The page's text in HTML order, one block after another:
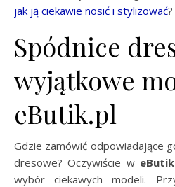
jak ją ciekawie nosić i stylizować?
Spódnice
wyjątkowe
eButik.pl
Gdzie zamówić odpowiadające
dresowe? Oczywiście w
wybór ciekawych modeli.